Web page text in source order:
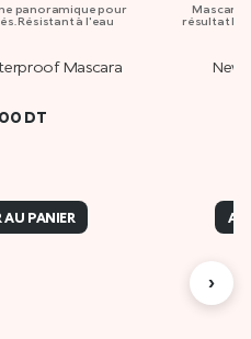
panoramique pour
Résistant à l'eau
Mascara
DT
PANIER
Mascara
résultat
New
›